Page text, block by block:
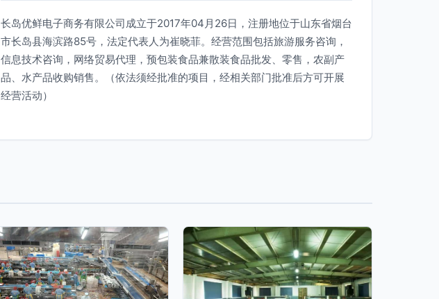
长岛优鲜电子商务有限公司成立于2017年04月26日，注册地位于山东省烟台
市长岛县海滨路85号，法定代表人为崔晓菲。经营范围包括旅游服务咨询，
信息技术咨询，网络贸易代理，预包装食品兼散装食品批发、零售，农副产
品、水产品收购销售。（依法须经批准的项目，经相关部门批准后方可开展
经营活动）